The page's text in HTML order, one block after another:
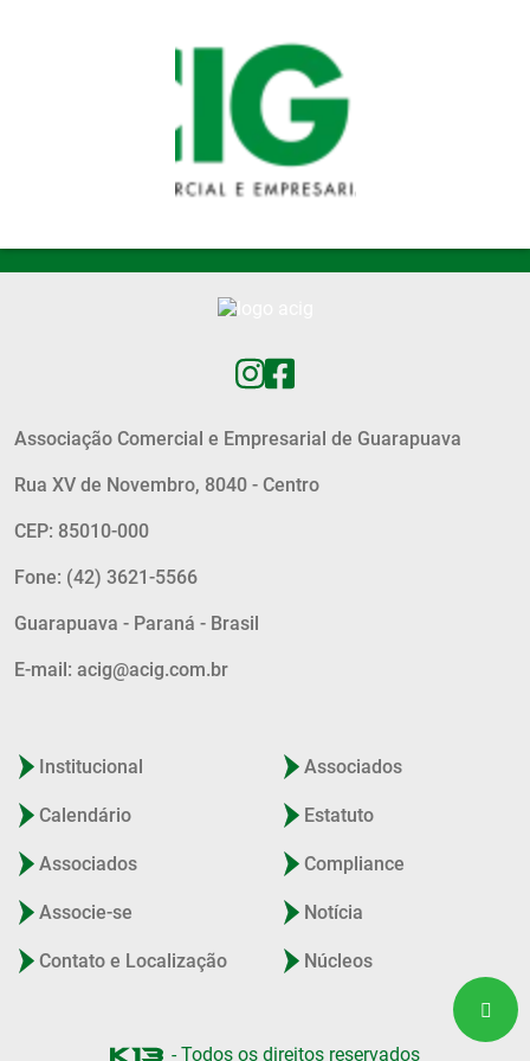
Associação Comercial e Empresarial de Guarapuava
Rua XV de Novembro, 8040 - Centro
CEP: 85010-000
Fone: (42) 3621-5566
Guarapuava - Paraná - Brasil
E-mail: acig@acig.com.br
Institucional
Calendário
Associados
Associe-se
Contato e Localização
Associados
Estatuto
Compliance
Notícia
Núcleos
- Todos os direitos reservados